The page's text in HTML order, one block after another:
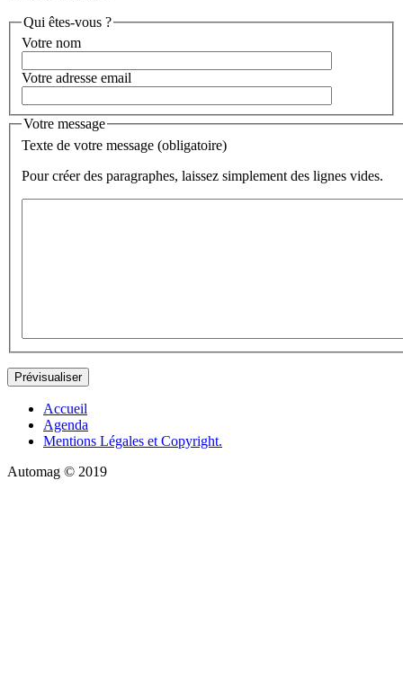
Qui êtes-vous ?
Votre nom
Votre adresse email
Votre message
Texte de votre message (obligatoire)
Pour créer des paragraphes, laissez simplement des lignes vides.
Accueil
Agenda
Mentions Légales et Copyright.
Automag © 2019